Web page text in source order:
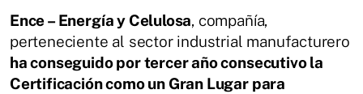
Ence – Energía y Celulosa, compañía,
perteneciente al sector industrial manufacturero
ha conseguido por tercer año consecutivo la
Certificación como un Gran Lugar para